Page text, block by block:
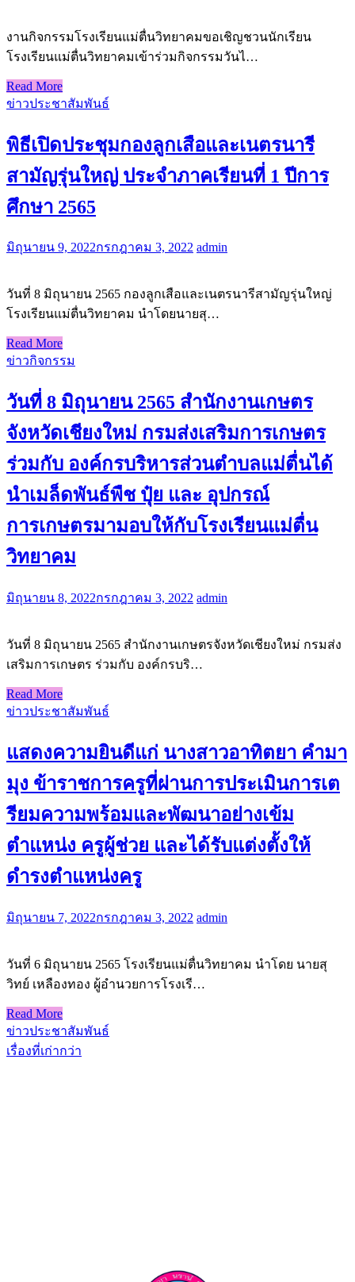
งานกิจกรรมโรงเรียนแม่ตื่นวิทยาคมขอเชิญชวนนักเรียน
โรงเรียนแม่ตื่นวิทยาคมเข้าร่วมกิจกรรมวันไ…
Read More
ข่าวประชาสัมพันธ์
พิธีเปิดประชุมกองลูกเสือและเนตรนารี
สามัญรุ่นใหญ่ ประจำภาคเรียนที่ 1 ปีการ
ศึกษา 2565
มิถุนายน 9, 2022กรกฎาคม 3, 2022 admin
วันที่ 8 มิถุนายน 2565 กองลูกเสือและเนตรนารีสามัญรุ่นใหญ่
โรงเรียนแม่ตื่นวิทยาคม นำโดยนายสุ…
Read More
ข่าวกิจกรรม
วันที่ 8 มิถุนายน 2565 สำนักงานเกษตร
จังหวัดเชียงใหม่ กรมส่งเสริมการเกษตร
ร่วมกับ องค์กรบริหารส่วนตำบลแม่ตื่นได้
นำเมล็ดพันธ์พืช ปุ๋ย และ อุปกรณ์
การเกษตรมามอบให้กับโรงเรียนแม่ตื่น
วิทยาคม
มิถุนายน 8, 2022กรกฎาคม 3, 2022 admin
วันที่ 8 มิถุนายน 2565 สำนักงานเกษตรจังหวัดเชียงใหม่ กรมส่ง
เสริมการเกษตร ร่วมกับ องค์กรบริ…
Read More
ข่าวประชาสัมพันธ์
แสดงความยินดีแก่ นางสาวอาทิตยา คำมา
มุง ข้าราชการครูที่ผ่านการประเมินการเต
รียมความพร้อมและพัฒนาอย่างเข้ม
ตำแหน่ง ครูผู้ช่วย และได้รับแต่งตั้งให้
ดำรงตำแหน่งครู
มิถุนายน 7, 2022กรกฎาคม 3, 2022 admin
วันที่ 6 มิถุนายน 2565 โรงเรียนแม่ตื่นวิทยาคม นำโดย นายสุ
วิทย์ เหลืองทอง ผู้อำนวยการโรงเรี…
Read More
ข่าวประชาสัมพันธ์
แนะแนว
เรื่องที่เก่ากว่า